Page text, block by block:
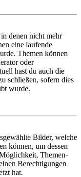
denen nicht mehr
eine laufende
Themen können
oder
hast du auch die
schließen, sofern dies
wurde.
Bilder, welche
können, um dessen
Themen-
Berechtigungen
hat.